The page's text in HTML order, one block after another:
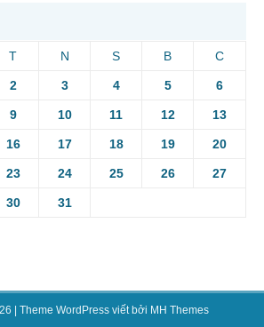
T N S B C
2 3 4 5 6
9 10 11 12 13
16 17 18 19 20
23 24 25 26 27
30 31
| Theme WordPress viết bởi MH Themes